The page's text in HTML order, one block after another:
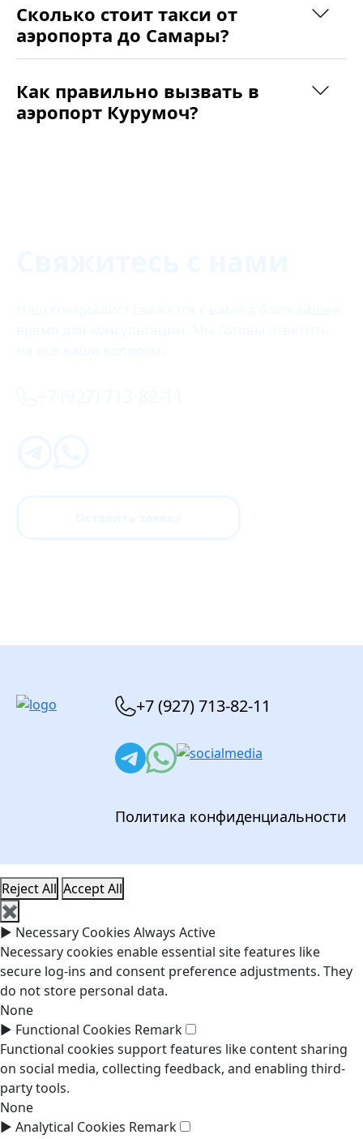
Сколько стоит такси от
аэропорта до Самары?
Как правильно вызвать в
аэропорт Курумоч?
+7 (927) 713-82-11
Политика конфиденциальности
Reject All Accept All
✖
► Necessary Cookies Always Active
Necessary cookies enable essential site features like
secure log-ins and consent preference adjustments. They
do not store personal data.
None
► Functional Cookies Remark
Functional cookies support features like content sharing
on social media, collecting feedback, and enabling third-
party tools.
None
► Analytical Cookies Remark